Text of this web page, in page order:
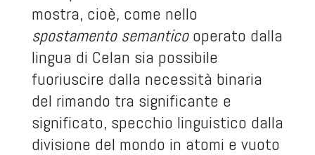
mostra, cioè, come nello
spostamento semanticooperato dalla
lingua di Celan sia possibile
fuoriuscire dalla necessità binaria
del rimando tra significante e
significato, specchio linguistico dalla
divisione del mondo in atomi e vuoto